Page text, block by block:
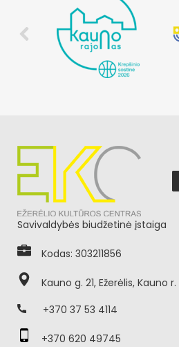
Savivaldybės biudžetinė įstaiga
Kodas: 303211856
Kauno g. 21, Ežerėlis, Kauno r.
+370 37 53 4114
+370 620 49745